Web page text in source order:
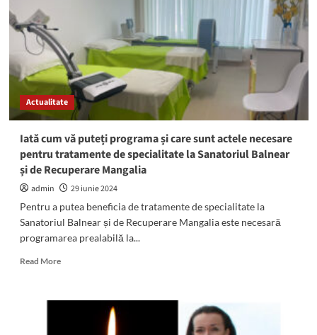
loc
la
Mangalia.
Cine
sunt
câștigătorii
Actualitate
Iată cum vă puteți programa și care sunt actele necesare
pentru tratamente de specialitate la Sanatoriul Balnear
și de Recuperare Mangalia
admin
29 iunie 2024
Pentru a putea beneficia de tratamente de specialitate la
Sanatoriul Balnear și de Recuperare Mangalia este necesară
programarea prealabilă la...
Read MoreRead
Iată